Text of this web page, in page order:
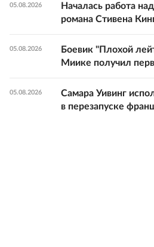
05.08.2026
Началась работа
романа Стивена
05.08.2026
Боевик "Плохой
Миике получил
05.08.2026
Самара Уивинг
в перезапуске